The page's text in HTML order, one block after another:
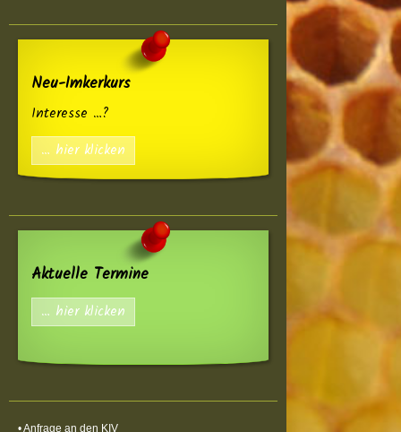
Neu-Imkerkurs
Interesse …?
… hier klicken
Aktuelle Termine
… hier klicken
• Anfrage an den KIV